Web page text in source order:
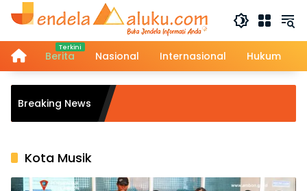
Langsung
HomeBerita Nasional Internasional Hukum
Breaking News
Kota Musik